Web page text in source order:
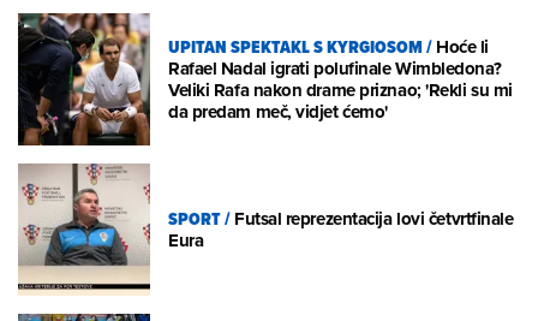
UPITAN SPEKTAKL S KYRGIOSOM/Hoće li
Rafael Nadal igrati polufinale Wimbledona?
Veliki Rafa nakon drame priznao; 'Rekli su mi
da predam meč, vidjet ćemo'
SPORT/Futsal reprezentacija lovi četvrtfinale
Eura